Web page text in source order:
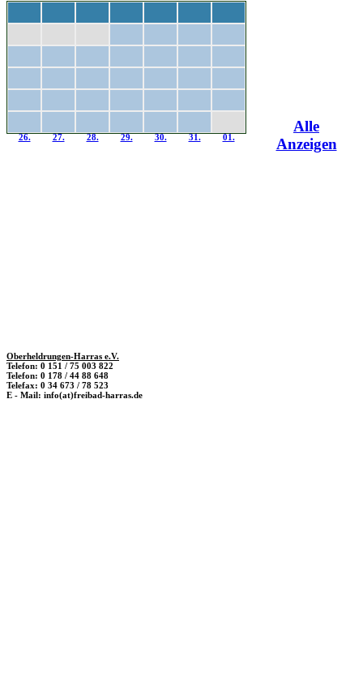
Do Fr Sa So
28. 29. 30. 01. 02. 03. 04.
05. 06. 07. 08. 09. 10. 11.
12. 13. 14. 15. 16. 17. 18.
19. 20. 21. 22. 23. 24.
26. 27. 28. 29. 30. 31. 01.
Alle
Anzeigen
Oberheldrungen-Harras e.V.
Telefon: 0 151 / 75 003 822
Telefon: 0 178 / 44 88 648
Telefax: 0 34 673 / 78 523
E - Mail: info(at)freibad-harras.de